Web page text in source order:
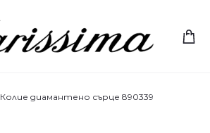
Колие диамантено сърце 890339